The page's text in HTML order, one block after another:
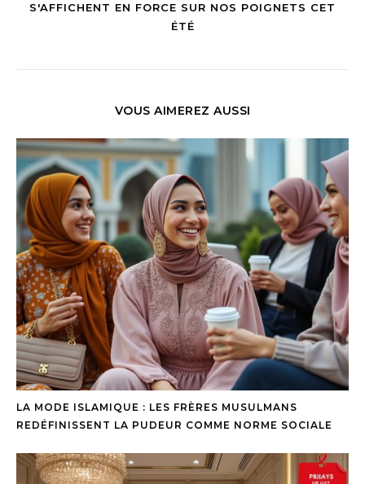
S'AFFICHENT EN FORCE SUR NOS POIGNETS CET
ÉTÉ
VOUS AIMEREZ AUSSI
LA MODE ISLAMIQUE : LES FRÈRES MUSULMANS
REDÉFINISSENT LA PUDEUR COMME NORME SOCIALE